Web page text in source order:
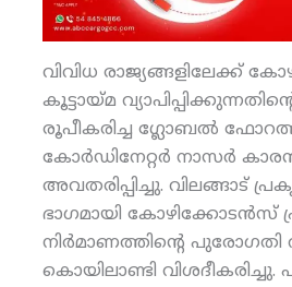
വിവിധ രാജ്യങ്ങളിലേക്ക്
കൂട്ടായ്മ
രൂപീകരിച്ച ഗ്ലോബല്‍
കോര്‍ഡിനേറ്റര്‍ നാസര്‍
അവതരിപ്പിച്ചു. വിലങ്ങാട്
ഭാഗമായി കോഴിക്കോടന്‍സ്
നിര്‍മാണത്തിന്റെ പുരോഗതി
കൊയിലാണ്ടി വിശദീകരിച്ചു.